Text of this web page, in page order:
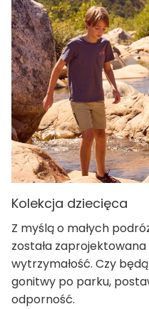
Kolekcja dziecięca
Z myślą o małych
została
wytrzymałość. Czy
gonitwy po parku,
odporność.